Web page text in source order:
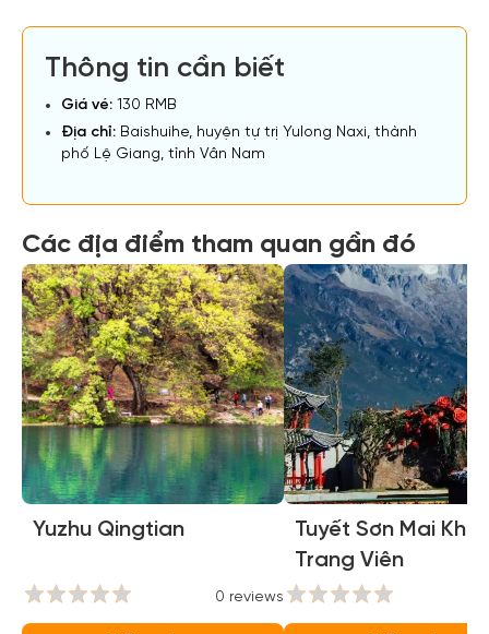
Thông tin cần biết
Giá vé: 130 RMB
Địa chỉ: Baishuihe, huyện tự trị Yulong Naxi, thành
phố Lệ Giang, tỉnh Vân Nam
Các địa điểm tham quan gần đó
Yuzhu Qingtian
0 reviews
Tuyết Sơn Mai Khôi
Trang Viên